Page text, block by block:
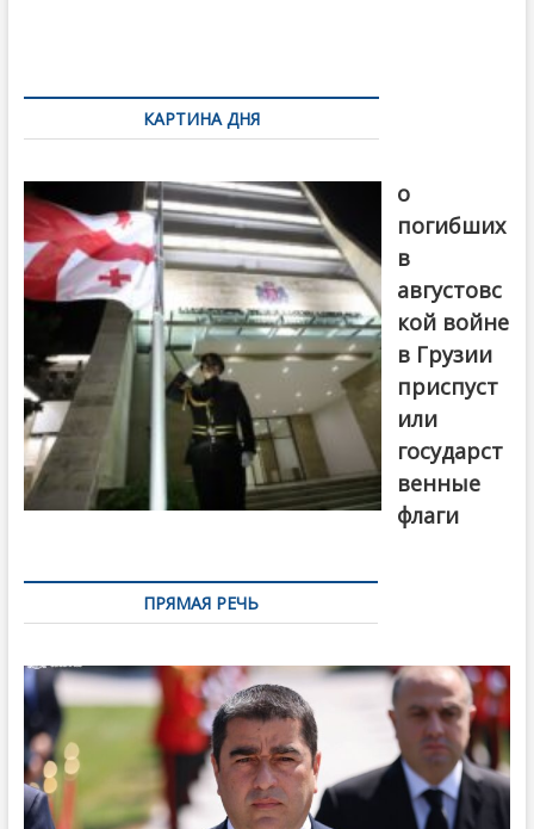
по
записямКАРТИНА ДНЯ
о
погибших
в
августовс
кой войне
в Грузии
приспуст
или
государст
венные
флаги
ПРЯМАЯ РЕЧЬ